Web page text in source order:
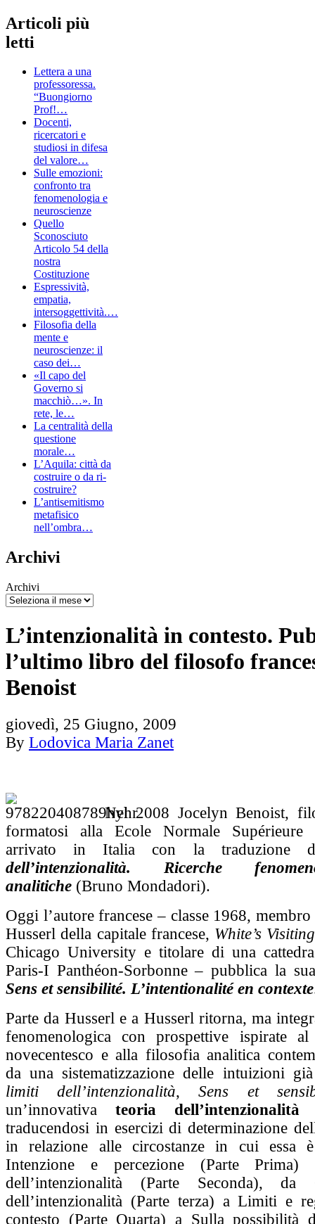
Articoli più
letti
Lettera a una
professoressa.
“Buongiorno
Prof!…
Docenti,
ricercatori e
studiosi in difesa
del valore…
Sulle emozioni:
confronto tra
fenomenologia e
neuroscienze
Quello
Sconosciuto
Articolo 54 della
nostra
Costituzione
Espressività,
empatia,
intersoggettività.…
Filosofia della
mente e
neuroscienze: il
caso dei…
«Il capo del
Governo si
macchiò…». In
rete, le…
La centralità della
questione
morale…
L’Aquila: città da
costruire o da ri-
costruire?
L’antisemitismo
metafisico
nell’ombra…
Archivi
Archivi
L’intenzionalità in contesto.
l’ultimo libro del filosofo
Benoist
giovedì, 25 Giugno, 2009
By Lodovica Maria Zanet
Nel 2008 Jocelyn Benoist,
formatosi alla Ecole Normale
arrivato in Italia con la traduzione
dell’intenzionalità. Ricerche
analitiche (Bruno Mondadori).
Oggi l’autore francese – classe 1968,
Husserl della capitale francese, White’s
Chicago University e titolare di una
Paris-I Panthéon-Sorbonne – pubblica la
Sens et sensibilité. L’intentionalité en contexte
Parte da Husserl e a Husserl ritorna, ma
fenomenologica con prospettive ispirate al
novecentesco e alla filosofia analitica
da una sistematizzazione delle intuizioni
limiti dell’intenzionalità,Sens et
un’innovativa teoria
traducendosi in esercizi di determinazione
in relazione alle circostanze in cui essa
Intenzione e percezione (Parte Prima)
dell’intenzionalità (Parte Seconda), da
dell’intenzionalità (Parte terza) a Limiti e
contesto (Parte Quarta) a Sulla possibilità